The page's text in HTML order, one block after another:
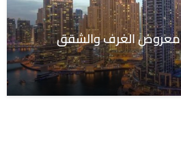
معروض الغرف والشقق